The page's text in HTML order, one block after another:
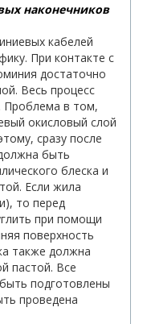
наконечников
кабелей
При контакте с
достаточно
Весь процесс
Проблема в том,
окисловый слой
сразу после
быть
блеска и
Если жила
то перед
при помощи
поверхность
также должна
пастой. Все
подготовлены
проведена